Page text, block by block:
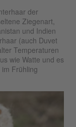
der
Ziegenart,
und Indien
(auch Duvet
Temperaturen
wie Watte und es
Frühling